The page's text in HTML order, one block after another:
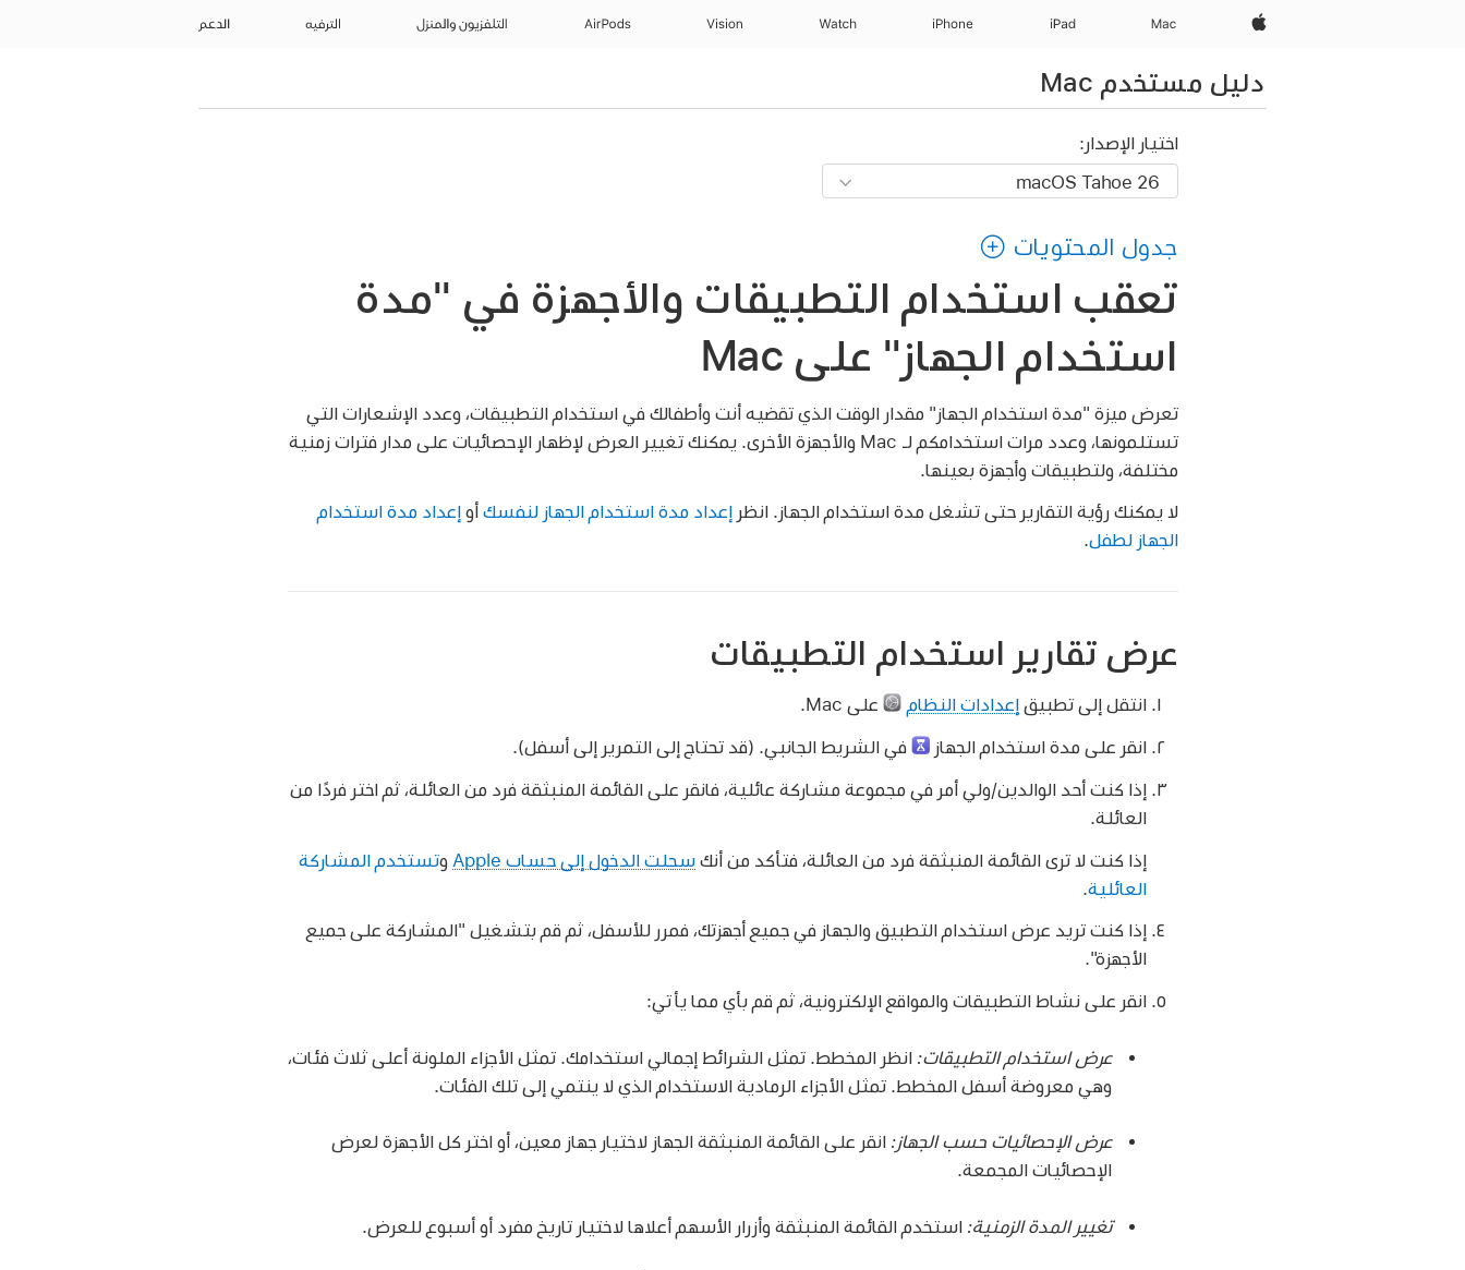
Apple‏
Mac
iPad‏
iPhone
Watch
Vision
AirPods التلفزيون والمنزل الترفيه الدعم
دليل مستخدم Mac
اختيار الإصدار:
جدول المحتويات
تعقب استخدام التطبيقات والأجهزة في "مدة
استخدام الجهاز" على Mac
تعرض ميزة "مدة استخدام الجهاز" مقدار الوقت الذي تقضيه أنت وأطفالك في استخدام التطبيقات، وعدد الإشعارات التي
تستلمونها، وعدد مرات استخدامكم لـ Mac والأجهزة الأخرى. يمكنك تغيير العرض لإظهار الإحصائيات على مدار فترات زمنية
مختلفة، ولتطبيقات وأجهزة بعينها.
لا يمكنك رؤية التقارير حتى تشغل مدة استخدام الجهاز. انظرإعداد مدة استخدام الجهاز لنفسك أوإعداد مدة استخدام
الجهاز لطفل
عرض تقارير استخدام التطبيقات
انتقل إلى تطبيق إعدادات النظام على Mac.
انقر على مدة استخدام الجهاز في الشريط الجانبي. (قد تحتاج إلى التمرير إلى أسفل).
إذا كنت أحد الوالدين/ولي أمر في مجموعة مشاركة عائلية، فانقر على القائمة المنبثقة فرد من العائلة، ثم اختر فردًا من
العائلة.
إذا كنت لا ترى القائمة المنبثقة فرد من العائلة، فتأكد من أنك سجلت الدخول إلى حساب Apple وتستخدم المشاركة
العائلية.
إذا كنت تريد عرض استخدام التطبيق والجهاز في جميع أجهزتك، فمرر للأسفل، ثم قم بتشغيل "المشاركة على جميع
الأجهزة".
انقر على نشاط التطبيقات والمواقع الإلكترونية، ثم قم بأي مما يأتي:
عرض استخدام التطبيقات: انظر المخطط. تمثل الشرائط إجمالي استخدامك. تمثل الأجزاء الملونة أعلى ثلاث فئات،
وهي معروضة أسفل المخطط. تمثل الأجزاء الرمادية الاستخدام الذي لا ينتمي إلى تلك الفئات.
عرض الإحصائيات حسب الجهاز: انقر على القائمة المنبثقة الجهاز لاختيار جهاز معين، أو اختر كل الأجهزة لعرض
الإحصائيات المجمعة.
تغيير المدة الزمنية: استخدم القائمة المنبثقة وأزرار الأسهم أعلاها لاختيار تاريخ مفرد أو أسبوع للعرض.